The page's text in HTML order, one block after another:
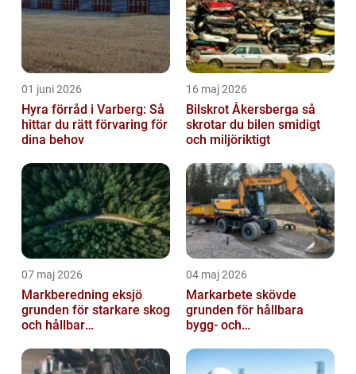
01 juni 2026
Hyra förråd i Varberg: Så
hittar du rätt förvaring för
dina behov
16 maj 2026
Bilskrot Åkersberga så
skrotar du bilen smidigt
och miljöriktigt
07 maj 2026
Markberedning eksjö
grunden för starkare skog
och hållbar
04 maj 2026
Markarbete skövde
grunden för hållbara
bygg- och